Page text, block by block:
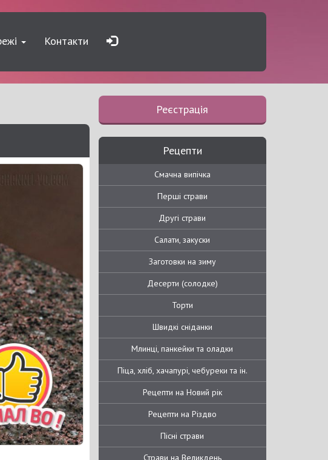
Контакти
Реєстрація
Рецепти
Смачна випічка
Перші страви
Другі страви
Салати, закуски
Заготовки на зиму
Десерти (солодке)
Торти
Швидкі сніданки
Млинці, панкейки та оладки
Піца, хліб, хачапурі, чебуреки та ін.
Рецепти на Новий рік
Рецепти на Різдво
Пісні страви
Страви на Великдень